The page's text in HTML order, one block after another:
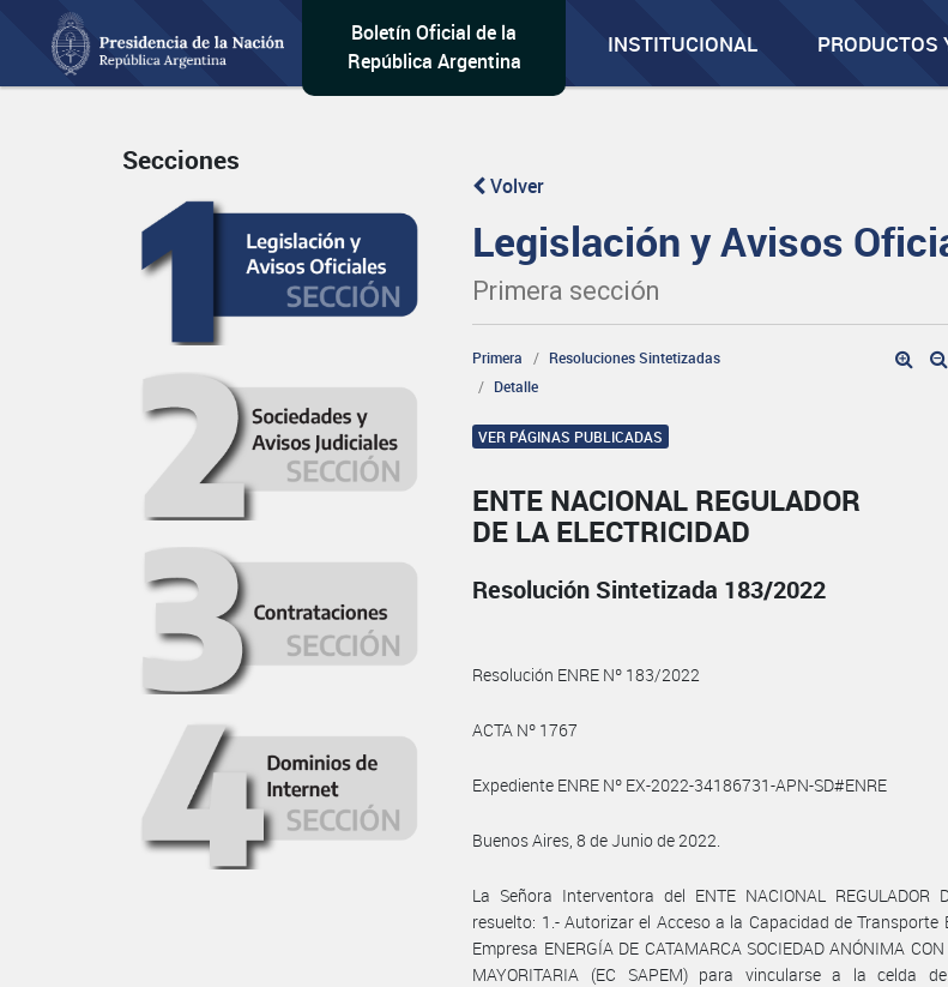
Boletín Oficial de la
República Argentina
INSTITUCIONAL PRODUCTOS
Secciones
Volver
Legislación y Avisos
Primera sección
Primera
Resoluciones Sintetizadas
Detalle
VER PÁGINAS PUBLICADAS
ENTE NACIONAL REGULADOR
DE LA ELECTRICIDAD
Resolución Sintetizada 183/2022
Resolución ENRE Nº 183/2022
ACTA Nº 1767
Expediente ENRE Nº EX-2022-34186731-APN-SD#ENRE
Buenos Aires, 8 de Junio de 2022.
La Señora Interventora del ENTE NACIONAL REGULADOR
resuelto: 1.- Autorizar el Acceso a la Capacidad de
Empresa ENERGÍA DE CATAMARCA SOCIEDAD ANÓNIMA CON
MAYORITARIA (EC SAPEM) para vincularse a la celda